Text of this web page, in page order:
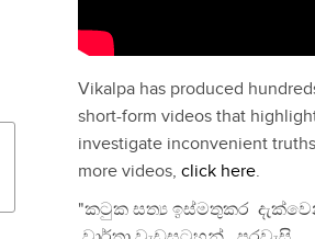
Vikalpa has produced
short-form videos that
investigate inconvenient
more videos, click here.
"කටුක සත්‍ය ඉස්මතුකර